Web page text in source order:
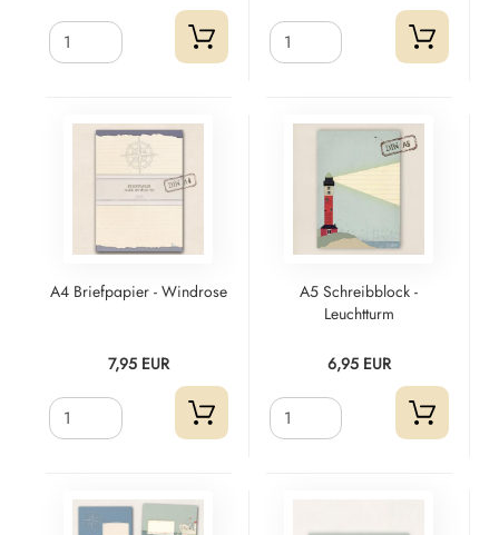
A4 Briefpapier - Windrose
7,95 EUR
A5 Schreibblock -
Leuchtturm
6,95 EUR